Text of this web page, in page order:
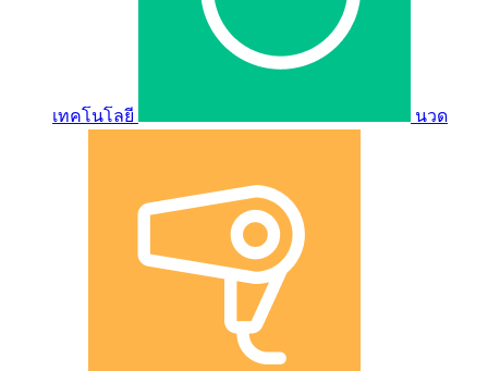
เทคโนโลยี นวด